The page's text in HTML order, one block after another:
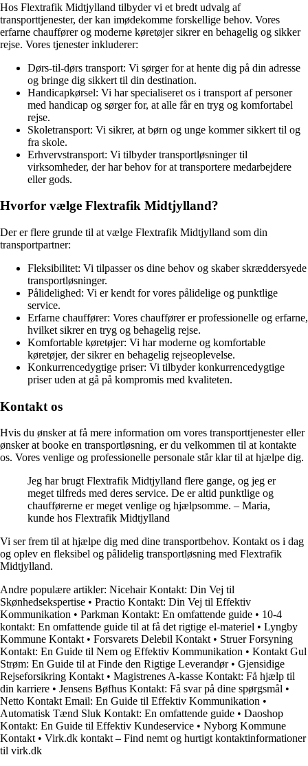
Hos Flextrafik Midtjylland tilbyder vi et bredt udvalg af
transporttjenester, der kan imødekomme forskellige behov. Vores
erfarne chauffører og moderne køretøjer sikrer en behagelig og sikker
rejse. Vores tjenester inkluderer:
Dørs-til-dørs transport: Vi sørger for at hente dig på din adresse
og bringe dig sikkert til din destination.
Handicapkørsel: Vi har specialiseret os i transport af personer
med handicap og sørger for, at alle får en tryg og komfortabel
rejse.
Skoletransport: Vi sikrer, at børn og unge kommer sikkert til og
fra skole.
Erhvervstransport: Vi tilbyder transportløsninger til
virksomheder, der har behov for at transportere medarbejdere
eller gods.
Hvorfor vælge Flextrafik Midtjylland?
Der er flere grunde til at vælge Flextrafik Midtjylland som din
transportpartner:
Fleksibilitet: Vi tilpasser os dine behov og skaber skræddersyede
transportløsninger.
Pålidelighed: Vi er kendt for vores pålidelige og punktlige
service.
Erfarne chauffører: Vores chauffører er professionelle og erfarne,
hvilket sikrer en tryg og behagelig rejse.
Komfortable køretøjer: Vi har moderne og komfortable
køretøjer, der sikrer en behagelig rejseoplevelse.
Konkurrencedygtige priser: Vi tilbyder konkurrencedygtige
priser uden at gå på kompromis med kvaliteten.
Kontakt os
Hvis du ønsker at få mere information om vores transporttjenester eller
ønsker at booke en transportløsning, er du velkommen til at kontakte
os. Vores venlige og professionelle personale står klar til at hjælpe dig.
Jeg har brugt Flextrafik Midtjylland flere gange, og jeg er
meget tilfreds med deres service. De er altid punktlige og
chaufførerne er meget venlige og hjælpsomme. – Maria,
kunde hos Flextrafik Midtjylland
Vi ser frem til at hjælpe dig med dine transportbehov. Kontakt os i dag
og oplev en fleksibel og pålidelig transportløsning med Flextrafik
Midtjylland.
Andre populære artikler: Nicehair Kontakt: Din Vej til
Skønhedsekspertise • Practio Kontakt: Din Vej til Effektiv
Kommunikation • Parkman Kontakt: En omfattende guide • 10-4
kontakt: En omfattende guide til at få det rigtige el-materiel • Lyngby
Kommune Kontakt• Forsvarets Delebil Kontakt• Struer Forsyning
Kontakt: En Guide til Nem og Effektiv Kommunikation • Kontakt Gul
Strøm: En Guide til at Finde den Rigtige Leverandør• Gjensidige
Rejseforsikring Kontakt• Magistrenes A-kasse Kontakt: Få hjælp til
din karriere • Jensens Bøfhus Kontakt: Få svar på dine spørgsmål •
Netto Kontakt Email: En Guide til Effektiv Kommunikation •
Automatisk Tænd Sluk Kontakt: En omfattende guide • Daoshop
Kontakt: En Guide til Effektiv Kundeservice • Nyborg Kommune
Kontakt• Virk.dk kontakt – Find nemt og hurtigt kontaktinformationer
til virk.dk